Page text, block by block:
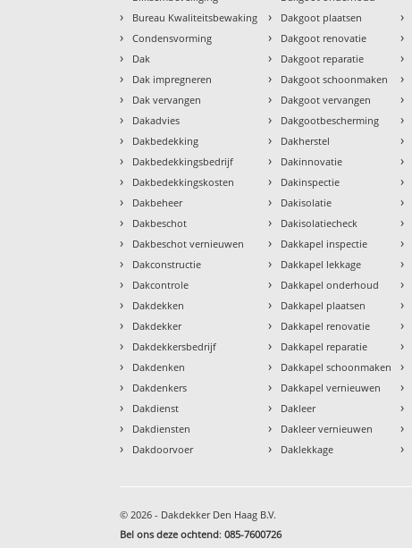
› Bureau Kwaliteitsbewaking
› Condensvorming
› Dak
› Dak impregneren
› Dak vervangen
› Dakadvies
› Dakbedekking
› Dakbedekkingsbedrijf
› Dakbedekkingskosten
› Dakbeheer
› Dakbeschot
› Dakbeschot vernieuwen
› Dakconstructie
› Dakcontrole
› Dakdekken
› Dakdekker
› Dakdekkersbedrijf
› Dakdenken
› Dakdenkers
› Dakdienst
› Dakdiensten
› Dakdoorvoer
› Dakgoot plaatsen
› Dakgoot renovatie
› Dakgoot reparatie
› Dakgoot schoonmaken
› Dakgoot vervangen
› Dakgootbescherming
› Dakherstel
› Dakinnovatie
› Dakinspectie
› Dakisolatie
› Dakisolatiecheck
› Dakkapel inspectie
› Dakkapel lekkage
› Dakkapel onderhoud
› Dakkapel plaatsen
› Dakkapel renovatie
› Dakkapel reparatie
› Dakkapel schoonmaken
› Dakkapel vernieuwen
› Dakleer
› Dakleer vernieuwen
› Daklekkage
›
›
›
›
›
›
›
›
›
›
›
›
›
›
›
›
›
›
›
›
›
›
© 2026 - Dakdekker Den Haag B.V.
Bel ons deze ochtend:085-7600726